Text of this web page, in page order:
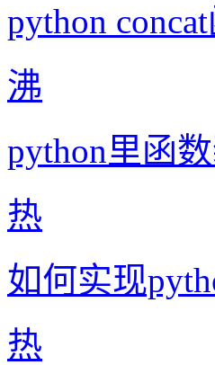
python
沸
python里函
热
如何实现
热